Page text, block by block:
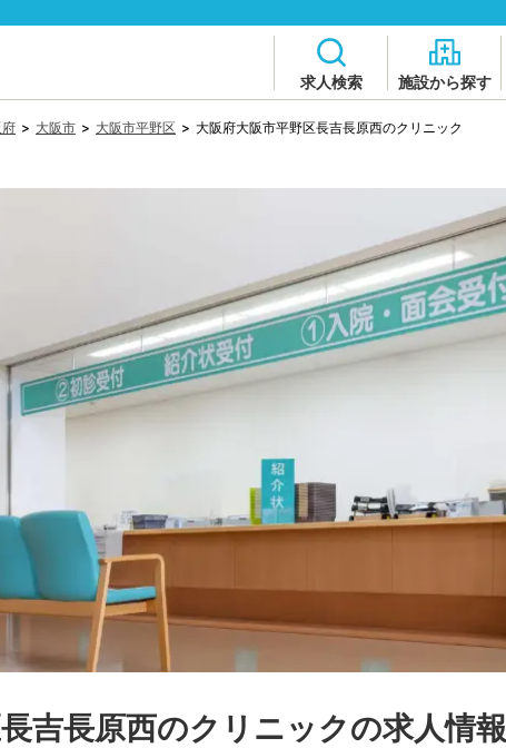
求人検索 施設から探す
府 > 大阪市 > 大阪市平野区 > 大阪府大阪市平野区長吉長原西のクリニック
吉長原西のクリニックの求人情報